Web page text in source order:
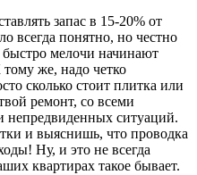
запас в 15-20% от
всегда понятно, но честно
быстро мелочи начинают
же, надо четко
сколько стоит плитка или
ремонт, со всеми
непредвиденных ситуаций.
и выяснишь, что проводка
Ну, и это не всегда
квартирах такое бывает.